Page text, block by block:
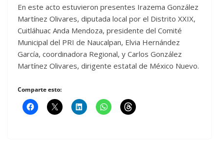
En este acto estuvieron presentes Irazema González
Martínez Olivares, diputada local por el Distrito XXIX,
Cuitláhuac Anda Mendoza, presidente del Comité
Municipal del PRI de Naucalpan, Elvia Hernández
García, coordinadora Regional, y Carlos González
Martínez Olivares, dirigente estatal de México Nuevo.
Comparte esto: